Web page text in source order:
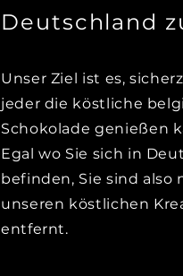
Deutschland
Unser Ziel ist es,
jeder die köstliche
Schokolade genießen
Egal wo Sie sich in
befinden, Sie sind also
unseren köstlichen
entfernt.⁣⁣